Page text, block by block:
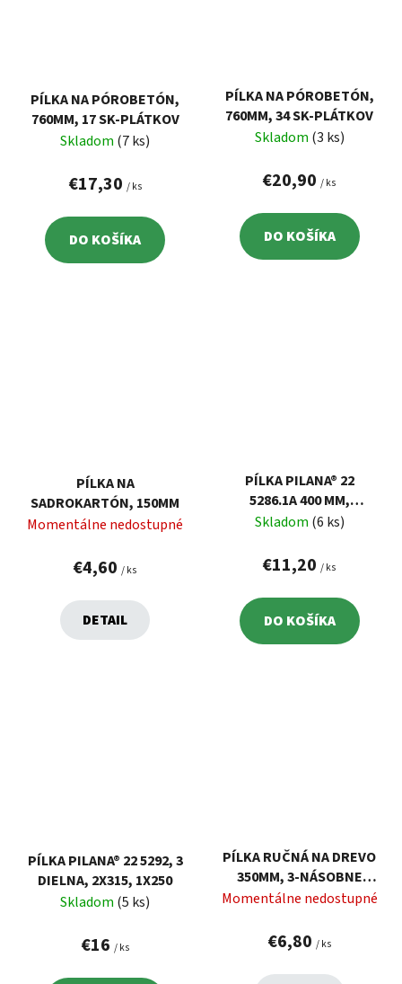
PÍLKA NA PÓROBETÓN,
760MM, 17 SK-PLÁTKOV
Skladom (7 ks)
€17,30 / ks
DO KOŠÍKA
PÍLKA NA PÓROBETÓN,
760MM, 34 SK-PLÁTKOV
Skladom (3 ks)
€20,90 / ks
DO KOŠÍKA
PÍLKA NA
SADROKARTÓN, 150MM
Momentálne nedostupné
€4,60 / ks
DETAIL
PÍLKA PILANA® 22
5286.1A 400 MM,
CHVOSTOVKA,
Skladom (6 ks)
€11,20 / ks
DO KOŠÍKA
PÍLKA PILANA® 22 5292, 3
DIELNA, 2X315, 1X250
Skladom (5 ks)
€16 / ks
PÍLKA RUČNÁ NA DREVO
350MM, 3-NÁSOBNE
BRÚSENÝ ZUB
Momentálne nedostupné
€6,80 / ks